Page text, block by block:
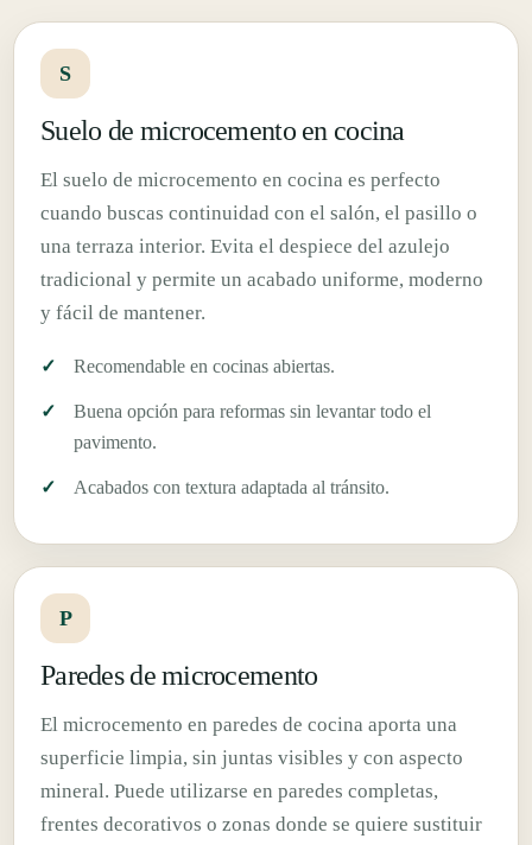
S
Suelo de microcemento en cocina
El suelo de microcemento en cocina es perfecto
cuando buscas continuidad con el salón, el pasillo o
una terraza interior. Evita el despiece del azulejo
tradicional y permite un acabado uniforme, moderno
y fácil de mantener.
Recomendable en cocinas abiertas.
Buena opción para reformas sin levantar todo el
pavimento.
Acabados con textura adaptada al tránsito.
P
Paredes de microcemento
El microcemento en paredes de cocina aporta una
superficie limpia, sin juntas visibles y con aspecto
mineral. Puede utilizarse en paredes completas,
frentes decorativos o zonas donde se quiere sustituir